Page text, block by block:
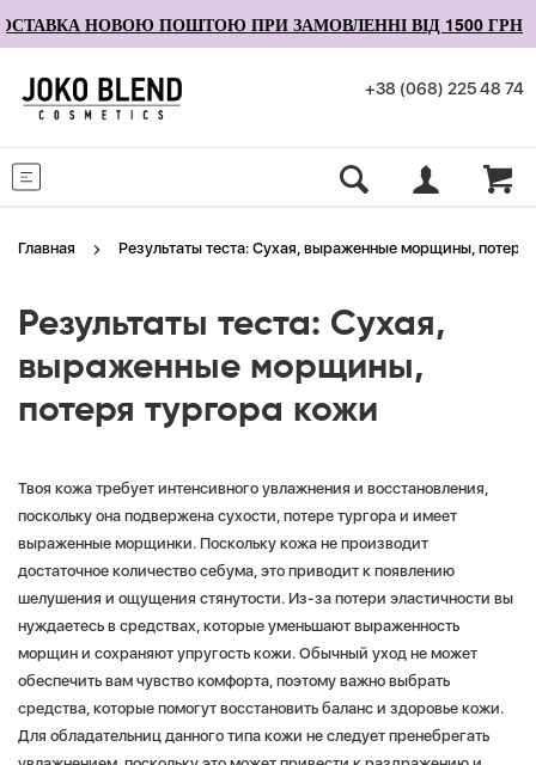
НОВОЮ ПОШТОЮ ПРИ ЗАМОВЛЕННІ ВІД 1500 ГРН
+38 (068) 225 48 74
Главная Результаты теста: Сухая, выраженные морщины, потеря
Результаты теста: Сухая,
выраженные морщины,
потеря тургора кожи
Твоя кожа требует интенсивного увлажнения и восстановления,
поскольку она подвержена сухости, потере тургора и имеет
выраженные морщинки. Поскольку кожа не производит
достаточное количество себума, это приводит к появлению
шелушения и ощущения стянутости. Из-за потери эластичности вы
нуждаетесь в средствах, которые уменьшают выраженность
морщин и сохраняют упругость кожи. Обычный уход не может
обеспечить вам чувство комфорта, поэтому важно выбрать
средства, которые помогут восстановить баланс и здоровье кожи.
Для обладательниц данного типа кожи не следует пренебрегать